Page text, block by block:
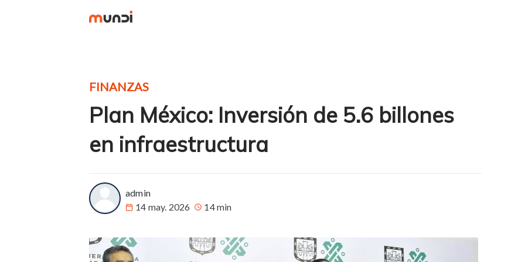
FINANZAS
Plan México: Inversión de 5.6 billones
en infraestructura
admin
14 may. 2026
14 min